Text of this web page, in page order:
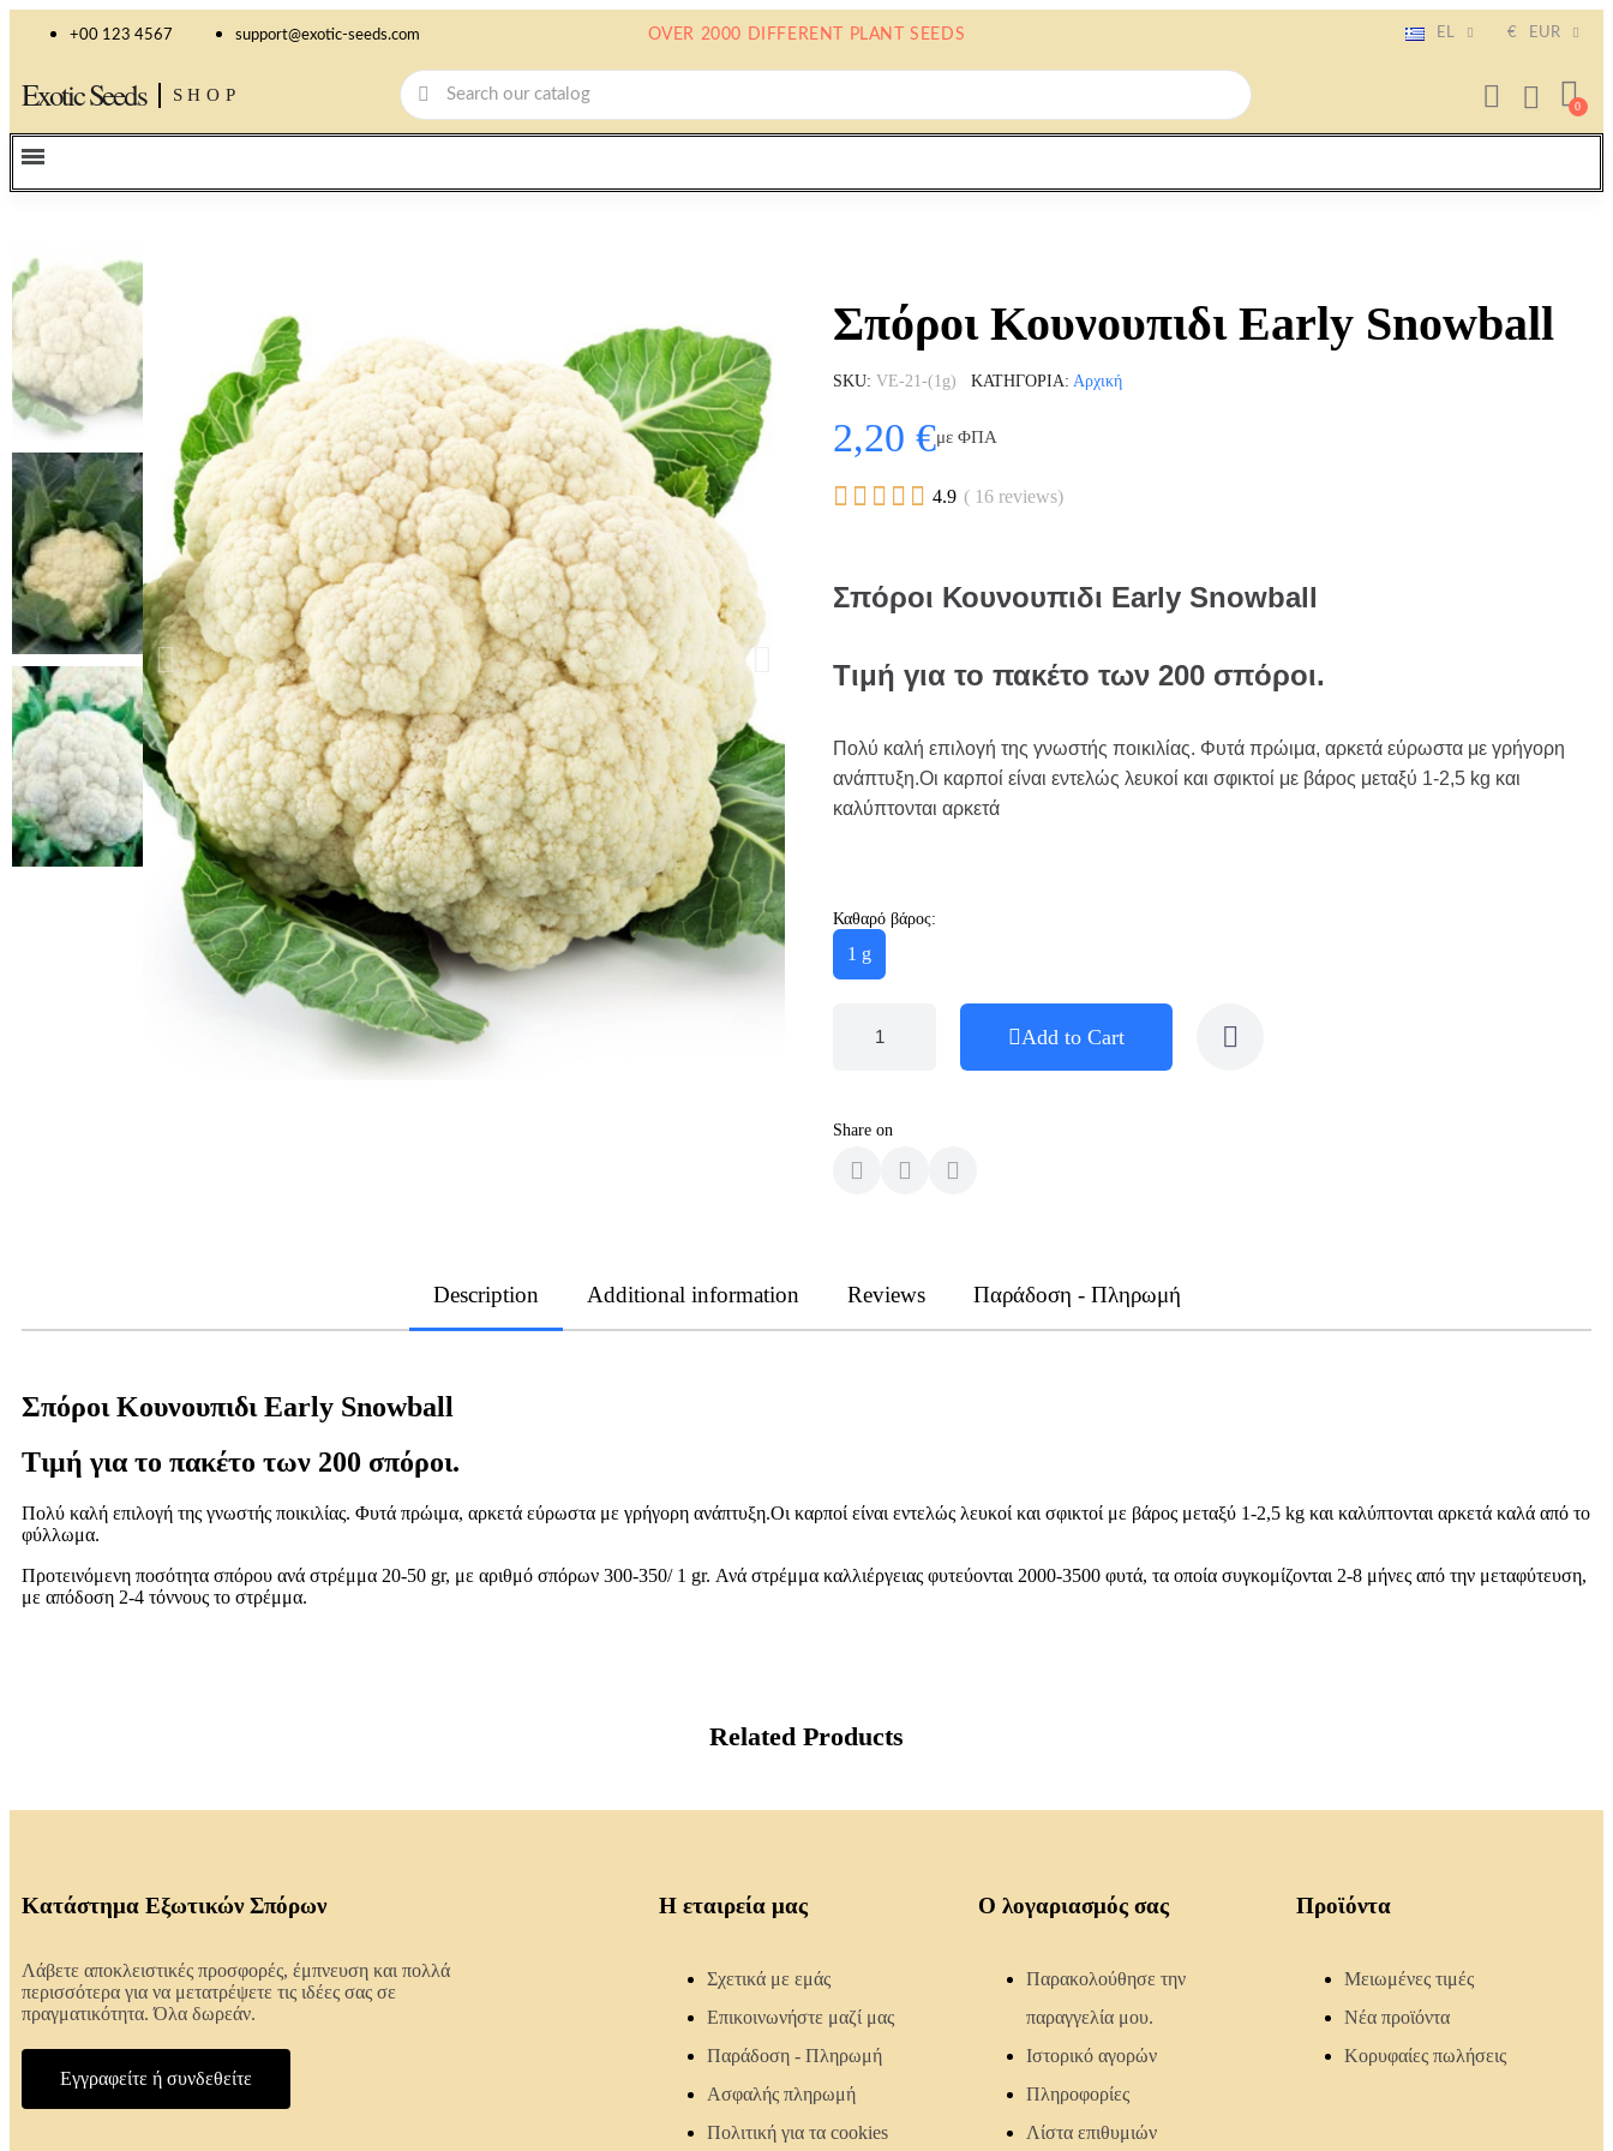
+00 123 4567 support@exotic-seeds.com OVER 2000 DIFFERENT PLANT SEEDS EL € EUR
Exotic Seeds SHOP
Σπόροι Κουνουπιδι Early Snowball
SKU VE-21-(1g) ΚΑΤΗΓΟΡΊΑ Αρχική
2,20 €με ΦΠΑ
     4.9 ( 16 reviews)
Σπόροι Κουνουπιδι Early Snowball
Τιμή για το πακέτο των 200 σπόροι.
Πολύ καλή επιλογή της γνωστής ποικιλίας. Φυτά πρώιμα, αρκετά εύρωστα με γρήγορη
ανάπτυξη.Οι καρποί είναι εντελώς λευκοί και σφικτοί με βάρος μεταξύ 1-2,5 kg και
καλύπτονται αρκετά
Καθαρό βάρος:
1 g
Add to Cart
Share on
Description Additional information Reviews Παράδοση - Πληρωμή
Σπόροι Κουνουπιδι Early Snowball
Τιμή για το πακέτο των 200 σπόροι.
Πολύ καλή επιλογή της γνωστής ποικιλίας. Φυτά πρώιμα, αρκετά εύρωστα με γρήγορη ανάπτυξη.Οι καρποί είναι εντελώς λευκοί και σφικτοί με βάρος μεταξύ 1-2,5 kg και καλύπτονται αρκετά καλά από το
φύλλωμα.
Προτεινόμενη ποσότητα σπόρου ανά στρέμμα 20-50 gr, με αριθμό σπόρων 300-350/ 1 gr. Ανά στρέμμα καλλιέργειας φυτεύονται 2000-3500 φυτά, τα οποία συγκομίζονται 2-8 μήνες από την μεταφύτευση,
με απόδοση 2-4 τόννους το στρέμμα.
Related Products
Κατάστημα Εξωτικών Σπόρων
Λάβετε αποκλειστικές προσφορές, έμπνευση και πολλά
περισσότερα για να μετατρέψετε τις ιδέες σας σε
πραγματικότητα. Όλα δωρεάν.
Εγγραφείτε ή συνδεθείτε
Η εταιρεία μας
Σχετικά με εμάς
Επικοινωνήστε μαζί μας
Παράδοση - Πληρωμή
Ασφαλής πληρωμή
Πολιτική για τα cookies
Ο λογαριασμός σας
Παρακολούθησε την
παραγγελία μου.
Ιστορικό αγορών
Πληροφορίες
Λίστα επιθυμιών
Προϊόντα
Μειωμένες τιμές
Νέα προϊόντα
Κορυφαίες πωλήσεις